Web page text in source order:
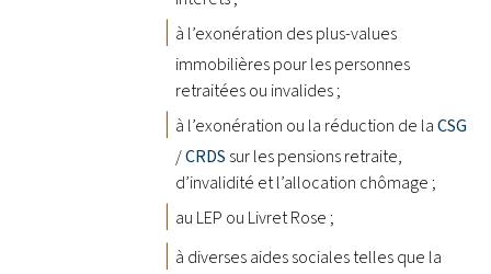
à l’exonération des plus-values
immobilières pour les personnes
retraitées ou invalides ;
à l’exonération ou la réduction de laCSG
/CRDS sur les pensions retraite,
d’invalidité et l’allocation chômage ;
au LEP ou Livret Rose ;
à diverses aides sociales telles que la